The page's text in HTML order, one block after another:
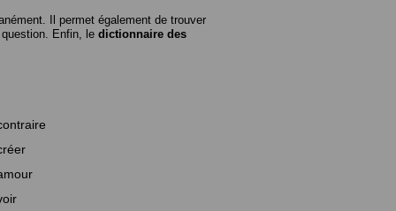
Il permet également de trouver
Enfin, le dictionnaire des